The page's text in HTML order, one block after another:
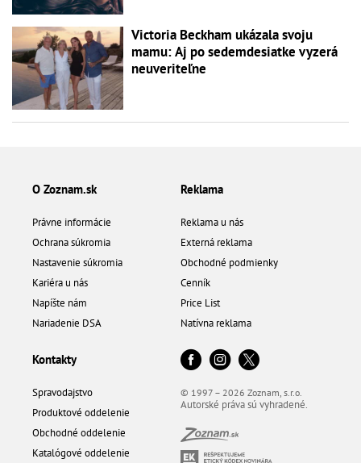
Victoria Beckham ukázala svoju
mamu: Aj po sedemdesiatke vyzerá
neuveriteľne
O Zoznam.sk
Právne informácie
Ochrana súkromia
Nastavenie súkromia
Kariéra u nás
Napíšte nám
Nariadenie DSA
Reklama
Reklama u nás
Externá reklama
Obchodné podmienky
Cenník
Price List
Natívna reklama
Kontakty
Spravodajstvo
Produktové oddelenie
Obchodné oddelenie
Katalógové oddelenie
© 1997 – 2026 Zoznam, s.r.o.
Autorské práva sú vyhradené.